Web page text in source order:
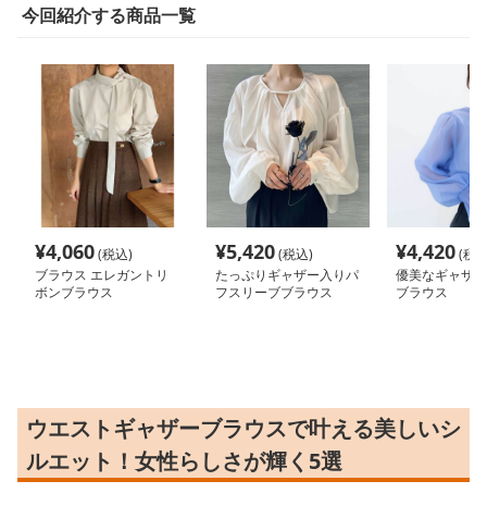
今回紹介する商品一覧
¥4,060(税込)
ブラウス エレガントリ
ボンブラウス
¥5,420(税込)
たっぷりギャザー入りパ
フスリーブブラウス
¥4,420(税
優美なギャザ
ブラウス
ウエストギャザーブラウスで叶える美しいシ
ルエット！女性らしさが輝く5選